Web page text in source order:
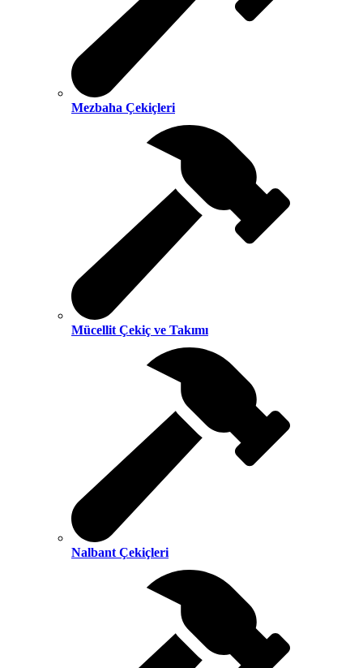
Mezbaha Çekiçleri
Mücellit Çekiç ve Takımı
Nalbant Çekiçleri